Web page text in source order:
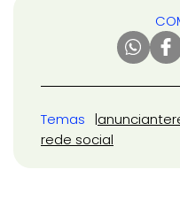
Temas anunciante
rede social